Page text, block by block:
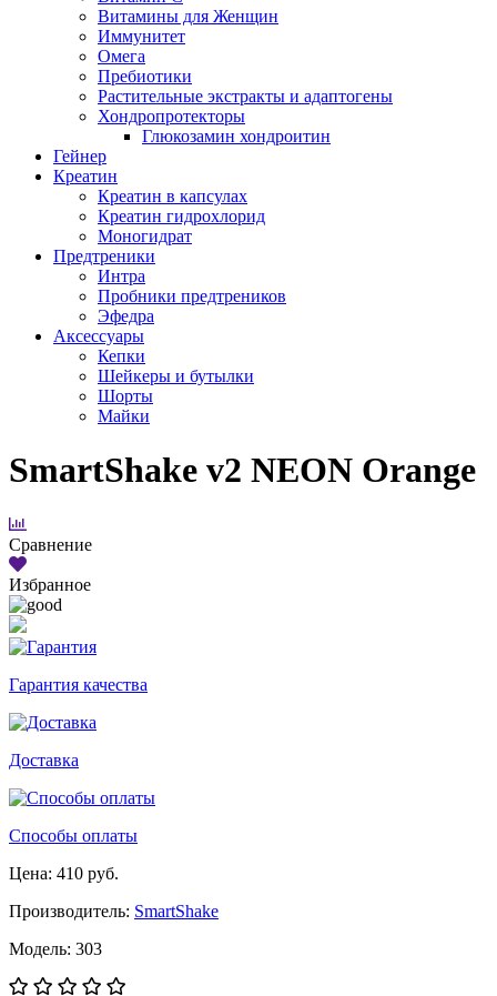
Витамины для Женщин
Иммунитет
Омега
Пребиотики
Растительные экстракты и адаптогены
Хондропротекторы
Глюкозамин хондроитин
Гейнер
Креатин
Креатин в капсулах
Креатин гидрохлорид
Моногидрат
Предтреники
Интра
Пробники предтреников
Эфедра
Аксессуары
Кепки
Шейкеры и бутылки
Шорты
Майки
SmartShake v2 NEON Orange
Сравнение
Избранное
Гарантия качества
Доставка
Способы оплаты
Цена: 410 руб.
Производитель: SmartShake
Модель: 303